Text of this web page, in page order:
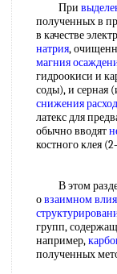
При
полученных в
в качестве
натрия,
магния
гидроокиси и
соды), и серная
снижения
латекс для
обычно вводят
костного клея
В этом
овзаимном
групп,
например,
полученных